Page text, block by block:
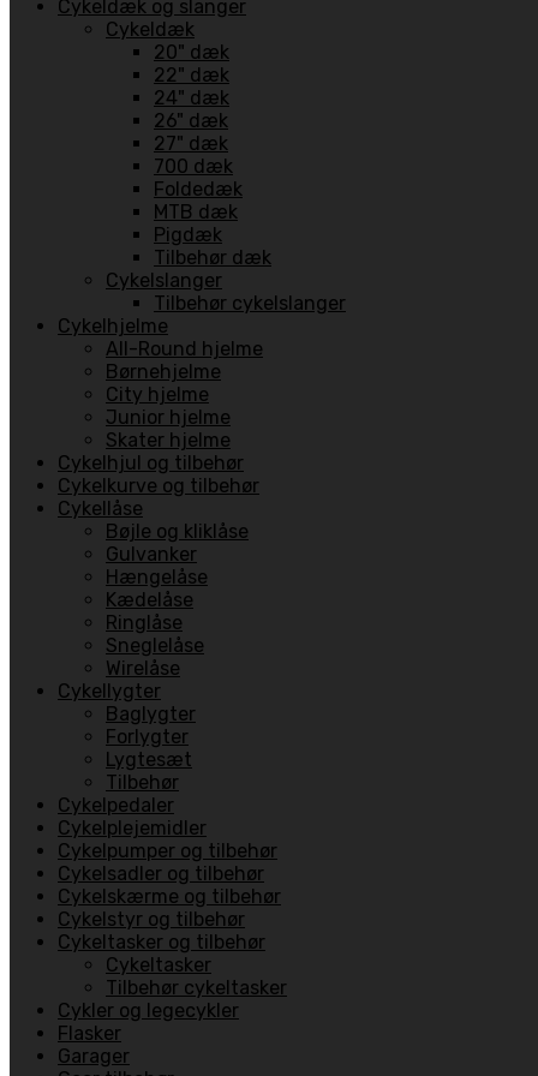
Cykeldæk og slanger
Cykeldæk
20" dæk
22" dæk
24" dæk
26" dæk
27" dæk
700 dæk
Foldedæk
MTB dæk
Pigdæk
Tilbehør dæk
Cykelslanger
Tilbehør cykelslanger
Cykelhjelme
All-Round hjelme
Børnehjelme
City hjelme
Junior hjelme
Skater hjelme
Cykelhjul og tilbehør
Cykelkurve og tilbehør
Cykellåse
Bøjle og kliklåse
Gulvanker
Hængelåse
Kædelåse
Ringlåse
Sneglelåse
Wirelåse
Cykellygter
Baglygter
Forlygter
Lygtesæt
Tilbehør
Cykelpedaler
Cykelplejemidler
Cykelpumper og tilbehør
Cykelsadler og tilbehør
Cykelskærme og tilbehør
Cykelstyr og tilbehør
Cykeltasker og tilbehør
Cykeltasker
Tilbehør cykeltasker
Cykler og legecykler
Flasker
Garager